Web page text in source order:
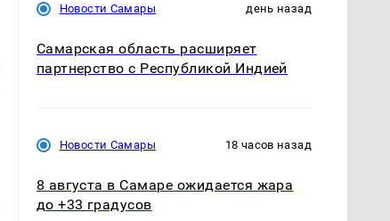
Новости Самары день назад
Самарская область расширяет
партнерство с Республикой Индией
Новости Самары 18 часов назад
8 августа в Самаре ожидается жара
до +33 градусов